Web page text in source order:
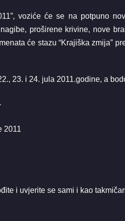
voziće će se na potpuno
proširene krivine, nove
će stazu “Krajiška zmija”
23. i 24. jula 2011.godine, a
2011
i uvjerite se sami i kao